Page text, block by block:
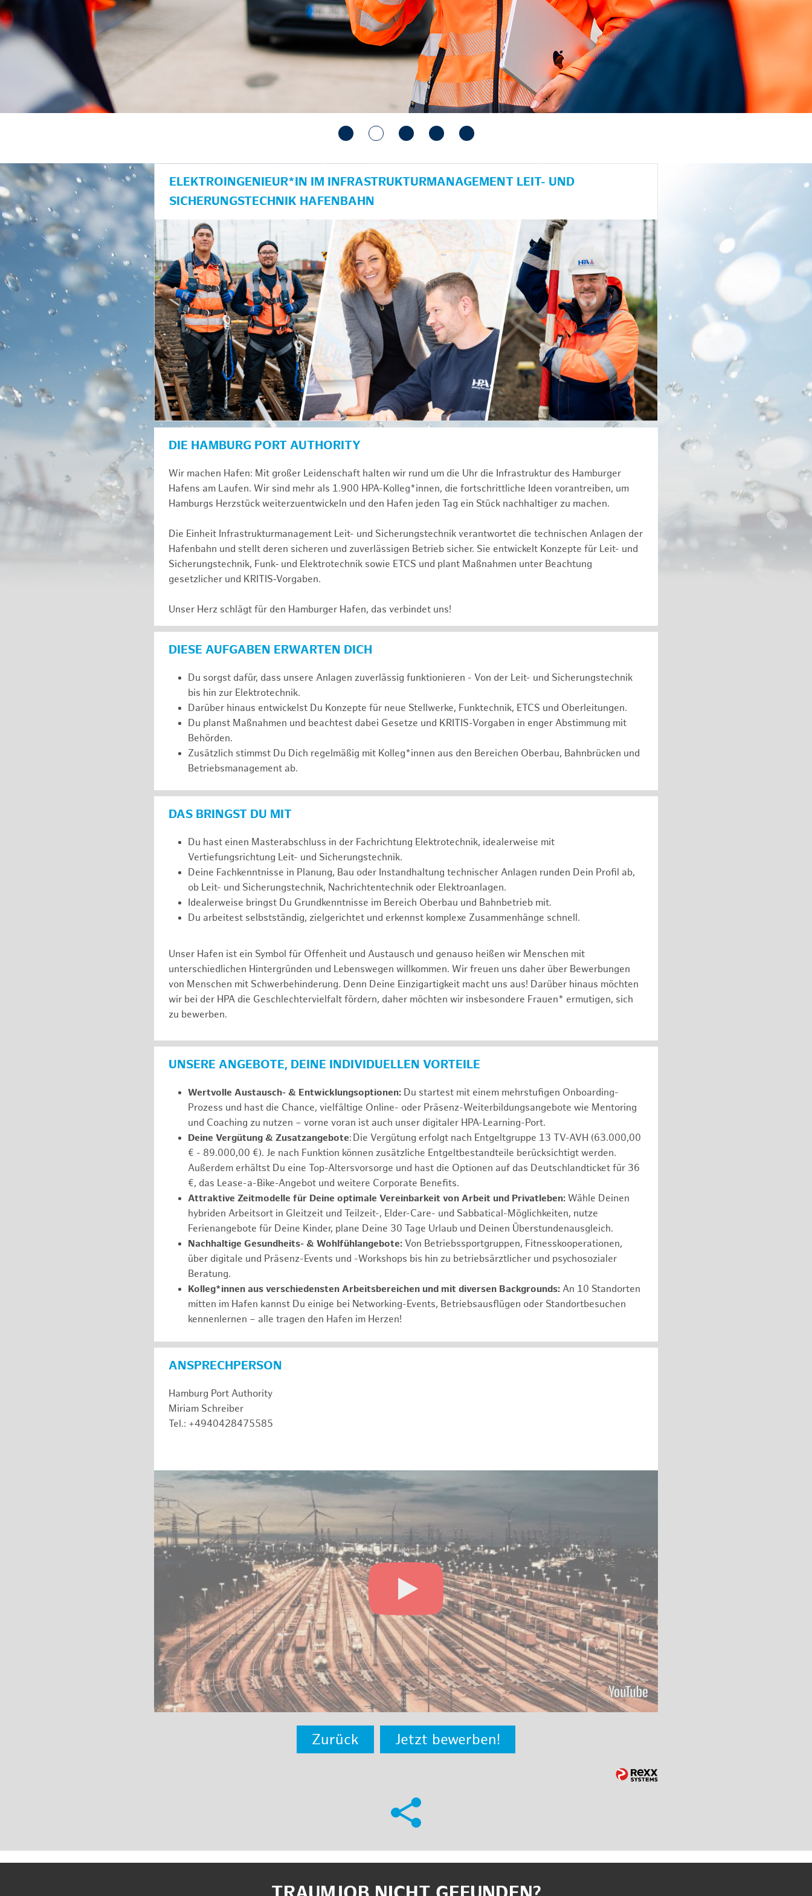
anzeigen/schließen
ELEKTROINGENIEUR*IN IM INFRASTRUKTURMANAGEMENT LEIT- UND
SICHERUNGSTECHNIK HAFENBAHN
DIE HAMBURG PORT AUTHORITY
Wir machen Hafen: Mit großer Leidenschaft halten wir rund um die Uhr die Infrastruktur des Hamburger
Hafens am Laufen. Wir sind mehr als 1.900 HPA-Kolleg*innen, die fortschrittliche Ideen vorantreiben, um
Hamburgs Herzstück weiterzuentwickeln und den Hafen jeden Tag ein Stück nachhaltiger zu machen.
Die Einheit Infrastrukturmanagement Leit- und Sicherungstechnik verantwortet die technischen Anlagen der
Hafenbahn und stellt deren sicheren und zuverlässigen Betrieb sicher. Sie entwickelt Konzepte für Leit- und
Sicherungstechnik, Funk‑ und Elektrotechnik sowie ETCS und plant Maßnahmen unter Beachtung
gesetzlicher und KRITIS‑Vorgaben.
Unser Herz schlägt für den Hamburger Hafen, das verbindet uns!
DIESE AUFGABEN ERWARTEN DICH
Du sorgst dafür, dass unsere Anlagen zuverlässig funktionieren - Von der Leit- und Sicherungstechnik
bis hin zur Elektrotechnik.
Darüber hinaus entwickelst Du Konzepte für neue Stellwerke, Funktechnik, ETCS und Oberleitungen.
Du planst Maßnahmen und beachtest dabei Gesetze und KRITIS-Vorgaben in enger Abstimmung mit
Behörden.
Zusätzlich stimmst Du Dich regelmäßig mit Kolleg*innen aus den Bereichen Oberbau, Bahnbrücken und
Betriebsmanagement ab.
DAS BRINGST DU MIT
Du hast einen Masterabschluss in der Fachrichtung Elektrotechnik, idealerweise mit
Vertiefungsrichtung Leit- und Sicherungstechnik.
Deine Fachkenntnisse in Planung, Bau oder Instandhaltung technischer Anlagen runden Dein Profil ab,
ob Leit- und Sicherungstechnik, Nachrichtentechnik oder Elektroanlagen.
Idealerweise bringst Du Grundkenntnisse im Bereich Oberbau und Bahnbetrieb mit.
Du arbeitest selbstständig, zielgerichtet und erkennst komplexe Zusammenhänge schnell.
Unser Hafen ist ein Symbol für Offenheit und Austausch und genauso heißen wir Menschen mit
unterschiedlichen Hintergründen und Lebenswegen willkommen. Wir freuen uns daher über Bewerbungen
von Menschen mit Schwerbehinderung. Denn Deine Einzigartigkeit macht uns aus! Darüber hinaus möchten
wir bei der HPA die Geschlechtervielfalt fördern, daher möchten wir insbesondere Frauen* ermutigen, sich
zu bewerben.
UNSERE ANGEBOTE, DEINE INDIVIDUELLEN VORTEILE
Wertvolle Austausch- & Entwicklungsoptionen: Du startest mit einem mehrstufigen Onboarding-
Prozess und hast die Chance, vielfältige Online- oder Präsenz-Weiterbildungsangebote wie Mentoring
und Coaching zu nutzen – vorne voran ist auch unser digitaler HPA-Learning-Port.
Deine Vergütung & Zusatzangebote: Die Vergütung erfolgt nach Entgeltgruppe 13 TV-AVH (63.000,00
€ - 89.000,00 €). Je nach Funktion können zusätzliche Entgeltbestandteile berücksichtigt werden.
Außerdem erhältst Du eine Top-Altersvorsorge und hast die Optionen auf das Deutschlandticket für 36
€, das Lease-a-Bike-Angebot und weitere Corporate Benefits.
Attraktive Zeitmodelle für Deine optimale Vereinbarkeit von Arbeit und Privatleben: Wähle Deinen
hybriden Arbeitsort in Gleitzeit und Teilzeit-, Elder-Care- und Sabbatical-Möglichkeiten, nutze
Ferienangebote für Deine Kinder, plane Deine 30 Tage Urlaub und Deinen Überstundenausgleich.
Nachhaltige Gesundheits- & Wohlfühlangebote: Von Betriebssportgruppen, Fitnesskooperationen,
über digitale und Präsenz-Events und -Workshops bis hin zu betriebsärztlicher und psychosozialer
Beratung.
Kolleg*innen aus verschiedensten Arbeitsbereichen und mit diversen Backgrounds: An 10 Standorten
mitten im Hafen kannst Du einige bei Networking-Events, Betriebsausflügen oder Standortbesuchen
kennenlernen – alle tragen den Hafen im Herzen!
ANSPRECHPERSON
Hamburg Port Authority
Miriam Schreiber
Tel.: +4940428475585
Zurück Jetzt bewerben!